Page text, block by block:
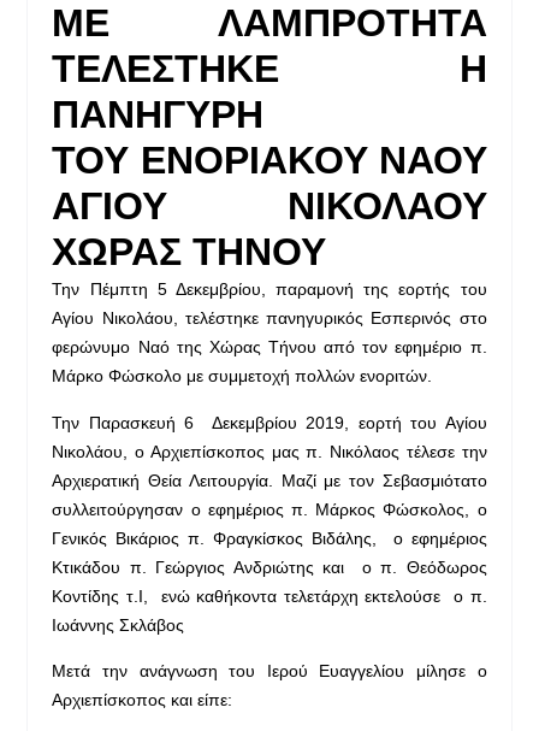
ΜΕ ΛΑΜΠΡΟΤΗΤΑ
ΤΕΛΕΣΤΗΚΕ Η
ΠΑΝΗΓΥΡΗ
ΤΟΥ ΕΝΟΡΙΑΚΟΥ ΝΑΟΥ
ΑΓΙΟΥ ΝΙΚΟΛΑΟΥ
ΧΩΡΑΣ ΤΗΝΟΥ
Την Πέμπτη 5 Δεκεμβρίου, παραμονή της εορτής του
Αγίου Νικολάου, τελέστηκε πανηγυρικός Εσπερινός στο
φερώνυμο Ναό της Χώρας Τήνου από τον εφημέριο π.
Μάρκο Φώσκολο με συμμετοχή πολλών ενοριτών.
Την Παρασκευή 6 Δεκεμβρίου 2019, εορτή του Αγίου
Νικολάου, ο Αρχιεπίσκοπος μας π. Νικόλαος τέλεσε την
Αρχιερατική Θεία Λειτουργία. Μαζί με τον Σεβασμιότατο
συλλειτούργησαν ο εφημέριος π. Μάρκος Φώσκολος, ο
Γενικός Βικάριος π. Φραγκίσκος Βιδάλης, ο εφημέριος
Κτικάδου π. Γεώργιος Ανδριώτης και ο π. Θεόδωρος
Κοντίδης τ.Ι, ενώ καθήκοντα τελετάρχη εκτελούσε ο π.
Ιωάννης Σκλάβος
Μετά την ανάγνωση του Ιερού Ευαγγελίου μίλησε ο
Αρχιεπίσκοπος και είπε: